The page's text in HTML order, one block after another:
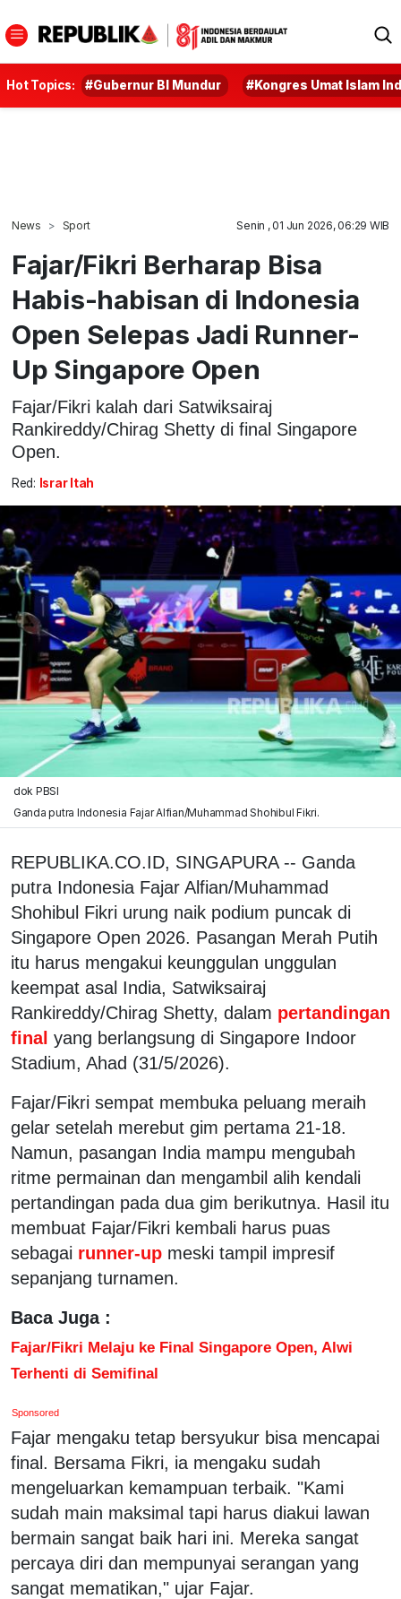
Hot Topics: #Gubernur BI Mundur #Kongres Umat Islam
News Sport Senin , 01 Jun 2026, 06:29 WIB
Fajar/Fikri Berharap Bisa
Habis-habisan di Indonesia
Open Selepas Jadi Runner-
Up Singapore Open
Fajar/Fikri kalah dari Satwiksairaj
Rankireddy/Chirag Shetty di final Singapore
Open.
Red: Israr Itah
dok PBSI
Ganda putra Indonesia Fajar Alfian/Muhammad Shohibul Fikri.
REPUBLIKA.CO.ID, SINGAPURA -- Ganda
putra Indonesia Fajar Alfian/Muhammad
Shohibul Fikri urung naik podium puncak di
Singapore Open 2026. Pasangan Merah Putih
itu harus mengakui keunggulan unggulan
keempat asal India, Satwiksairaj
Rankireddy/Chirag Shetty, dalam pertandingan
final yang berlangsung di Singapore Indoor
Stadium, Ahad (31/5/2026).
Fajar/Fikri sempat membuka peluang meraih
gelar setelah merebut gim pertama 21-18.
Namun, pasangan India mampu mengubah
ritme permainan dan mengambil alih kendali
pertandingan pada dua gim berikutnya. Hasil itu
membuat Fajar/Fikri kembali harus puas
sebagai runner-up meski tampil impresif
sepanjang turnamen.
Baca Juga :
Fajar/Fikri Melaju ke Final Singapore Open, Alwi
Terhenti di Semifinal
Sponsored
Fajar mengaku tetap bersyukur bisa mencapai
final. Bersama Fikri, ia mengaku sudah
mengeluarkan kemampuan terbaik. "Kami
sudah main maksimal tapi harus diakui lawan
bermain sangat baik hari ini. Mereka sangat
percaya diri dan mempunyai serangan yang
sangat mematikan," ujar Fajar.